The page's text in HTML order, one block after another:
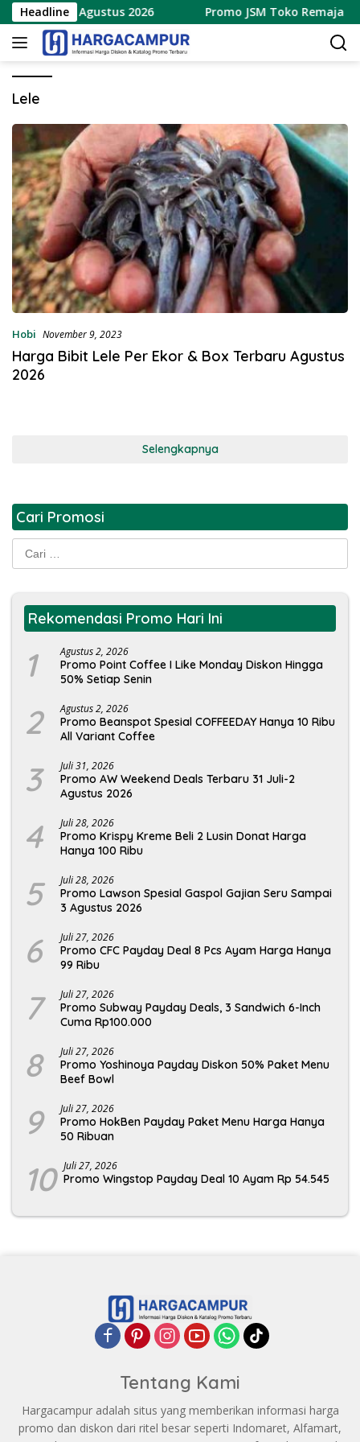
Langsung
ke
konten
Headline
7 – 9 Agustus 2026 Promo JSM Toko Remaja
Lele
Hobi November 9, 2023
Harga Bibit Lele Per Ekor & Box Terbaru Agustus
2026
Selengkapnya
Cari Promosi
Cari
untuk:
Rekomendasi Promo Hari Ini
1 Agustus 2, 2026
Promo Point Coffee I Like Monday Diskon Hingga
50% Setiap Senin
2 Agustus 2, 2026
Promo Beanspot Spesial COFFEEDAY Hanya 10 Ribu
All Variant Coffee
3 Juli 31, 2026
Promo AW Weekend Deals Terbaru 31 Juli-2
Agustus 2026
4 Juli 28, 2026
Promo Krispy Kreme Beli 2 Lusin Donat Harga
Hanya 100 Ribu
5 Juli 28, 2026
Promo Lawson Spesial Gaspol Gajian Seru Sampai
3 Agustus 2026
6 Juli 27, 2026
Promo CFC Payday Deal 8 Pcs Ayam Harga Hanya
99 Ribu
7 Juli 27, 2026
Promo Subway Payday Deals, 3 Sandwich 6-Inch
Cuma Rp100.000
8 Juli 27, 2026
Promo Yoshinoya Payday Diskon 50% Paket Menu
Beef Bowl
9 Juli 27, 2026
Promo HokBen Payday Paket Menu Harga Hanya
50 Ribuan
10 Juli 27, 2026
Promo Wingstop Payday Deal 10 Ayam Rp 54.545
Tentang Kami
Hargacampur adalah situs yang memberikan informasi harga
promo dan diskon dari ritel besar seperti Indomaret, Alfamart,